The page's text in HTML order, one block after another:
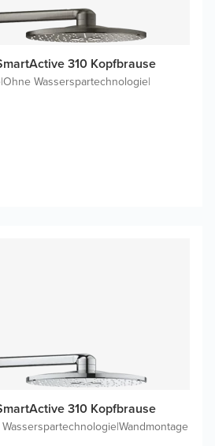
310 Kopfbrause
|Ohne Wasserspartechnologie|
310 Kopfbrause
|Wandmontage